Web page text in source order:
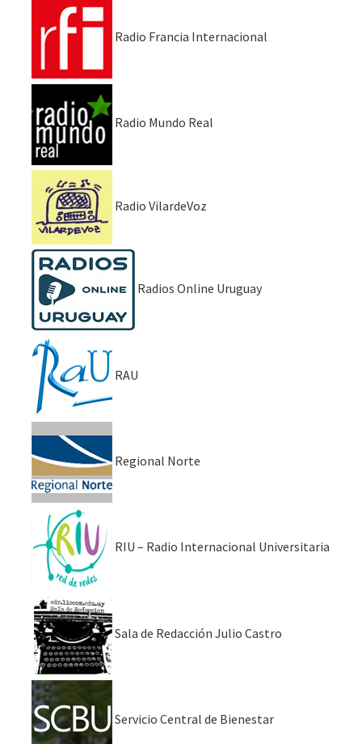
Radio Francia Internacional
Radio Mundo Real
Radio VilardeVoz
Radios Online Uruguay
RAU
Regional Norte
RIU – Radio Internacional Universitaria
Sala de Redacción Julio Castro
Servicio Central de Bienestar